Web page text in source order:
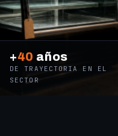
+40 años
DE TRAYECTORIA EN EL
SECTOR
Calor
Cocinas
Hornos